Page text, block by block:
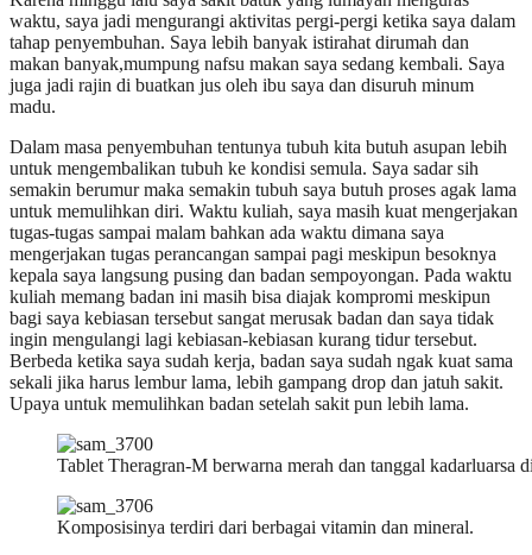
waktu, saya jadi mengurangi aktivitas pergi-pergi ketika saya dalam
tahap penyembuhan. Saya lebih banyak istirahat dirumah dan
makan banyak,mumpung nafsu makan saya sedang kembali. Saya
juga jadi rajin di buatkan jus oleh ibu saya dan disuruh minum
madu.
Dalam masa penyembuhan tentunya tubuh kita butuh asupan lebih
untuk mengembalikan tubuh ke kondisi semula. Saya sadar sih
semakin berumur maka semakin tubuh saya butuh proses agak lama
untuk memulihkan diri. Waktu kuliah, saya masih kuat mengerjakan
tugas-tugas sampai malam bahkan ada waktu dimana saya
mengerjakan tugas perancangan sampai pagi meskipun besoknya
kepala saya langsung pusing dan badan sempoyongan. Pada waktu
kuliah memang badan ini masih bisa diajak kompromi meskipun
bagi saya kebiasan tersebut sangat merusak badan dan saya tidak
ingin mengulangi lagi kebiasan-kebiasan kurang tidur tersebut.
Berbeda ketika saya sudah kerja, badan saya sudah ngak kuat sama
sekali jika harus lembur lama, lebih gampang drop dan jatuh sakit.
Upaya untuk memulihkan badan setelah sakit pun lebih lama.
Tablet Theragran-M berwarna merah dan tanggal kadarluarsa
Komposisinya terdiri dari berbagai vitamin dan mineral.